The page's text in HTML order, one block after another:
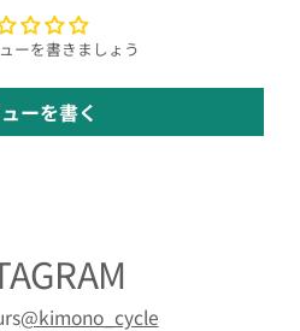
ーを書きましょう
ーを書く
@kimono_cycle